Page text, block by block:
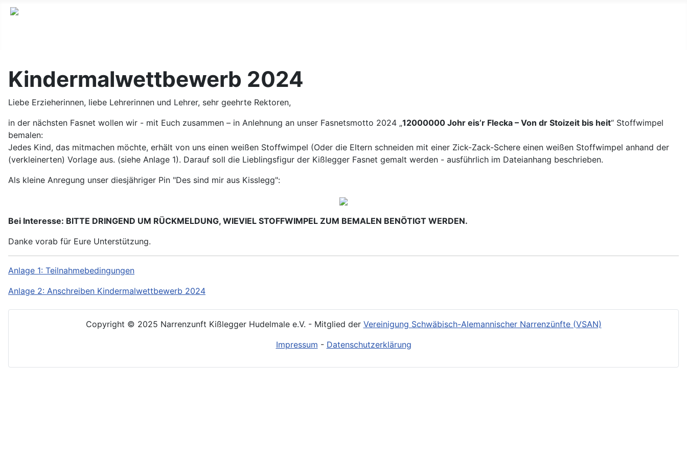
Kindermalwettbewerb 2024
Liebe Erzieherinnen, liebe Lehrerinnen und Lehrer, sehr geehrte Rektoren,
in der nächsten Fasnet wollen wir - mit Euch zusammen – in Anlehnung an unser Fasnetsmotto 2024 „12000000 Johr eis’r Flecka – Von dr Stoizeit bis heit“ Stoffwimpel
bemalen:
Jedes Kind, das mitmachen möchte, erhält von uns einen weißen Stoffwimpel (Oder die Eltern schneiden mit einer Zick-Zack-Schere einen weißen Stoffwimpel anhand der
(verkleinerten) Vorlage aus. (siehe Anlage 1). Darauf soll die Lieblingsfigur der Kißlegger Fasnet gemalt werden - ausführlich im Dateianhang beschrieben.
Als kleine Anregung unser diesjähriger Pin "Des sind mir aus Kisslegg":
Bei Interesse: BITTE DRINGEND UM RÜCKMELDUNG, WIEVIEL STOFFWIMPEL ZUM BEMALEN BENÖTIGT WERDEN.
Danke vorab für Eure Unterstützung.
Anlage 1: Teilnahmebedingungen
Anlage 2: Anschreiben Kindermalwettbewerb 2024
Copyright © 2025 Narrenzunft Kißlegger Hudelmale e.V. - Mitglied der Vereinigung Schwäbisch-Alemannischer Narrenzünfte (VSAN)
Impressum - Datenschutzerklärung